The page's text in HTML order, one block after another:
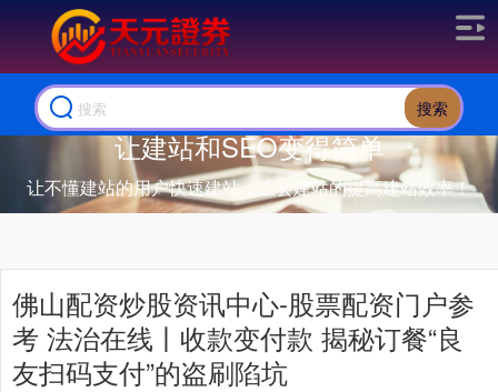
搜索
让建站和SEO变得简单
让不懂建站的用户快速建站，让会建站的提高建站效率！
佛山配资炒股资讯中心-股票配资门户参
考 法治在线丨收款变付款 揭秘订餐“良
友扫码支付”的盗刷陷坑